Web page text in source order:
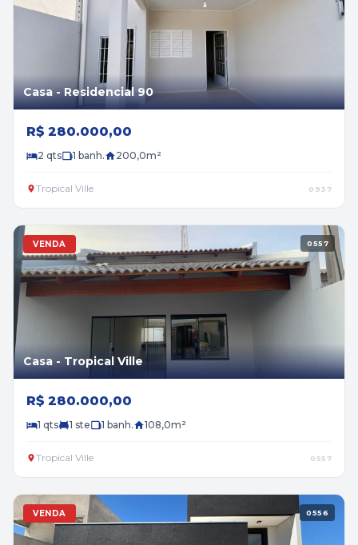
Casa - Residencial 90
R$ 280.000,00
2 qts 1 banh. 200,0m²
Tropical Ville 0937
VENDA 0557
Casa - Tropical Ville
R$ 280.000,00
1 qts 1 ste 1 banh. 108,0m²
Tropical Ville 0557
VENDA 0556